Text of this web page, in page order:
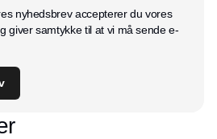
nyhedsbrev accepterer du vores
giver samtykke til at vi må sende e-